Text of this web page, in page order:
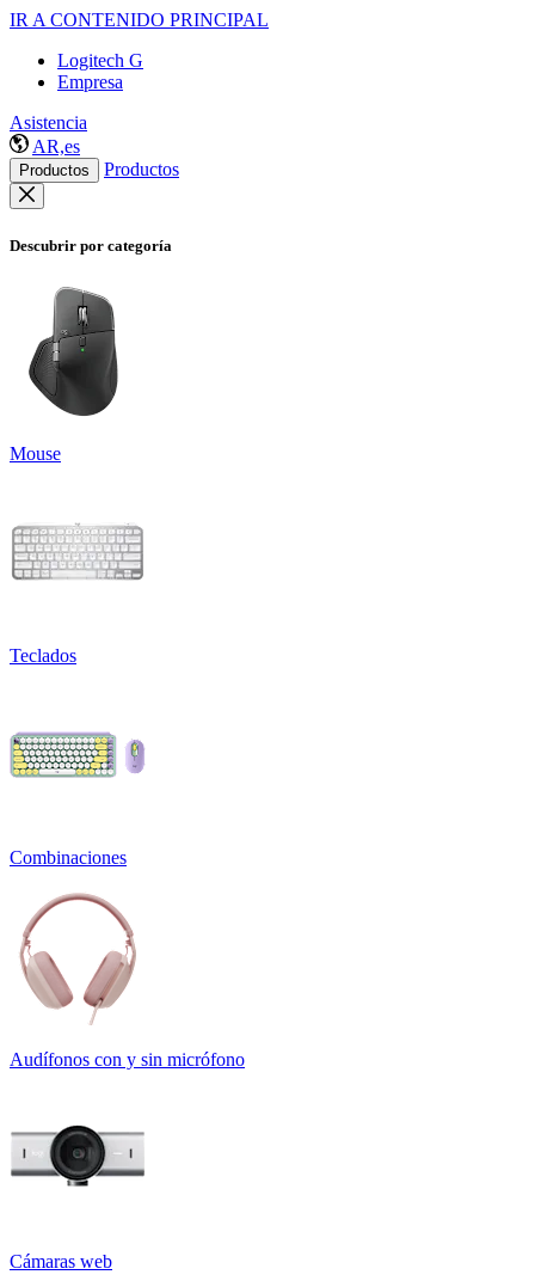
IR A CONTENIDO PRINCIPAL
Logitech G
Empresa
Asistencia
AR,es
Productos Productos
Descubrir por categoría
Mouse
Teclados
Combinaciones
Audífonos con y sin micrófono
Cámaras web